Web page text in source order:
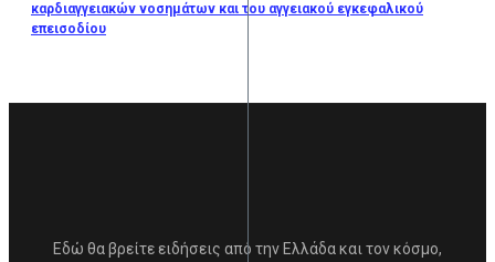
καρδιαγγειακών νοσημάτων και του αγγειακού εγκεφαλικού
επεισοδίου
Εδώ θα βρείτε ειδήσεις από την Ελλάδα και τον κόσμο,